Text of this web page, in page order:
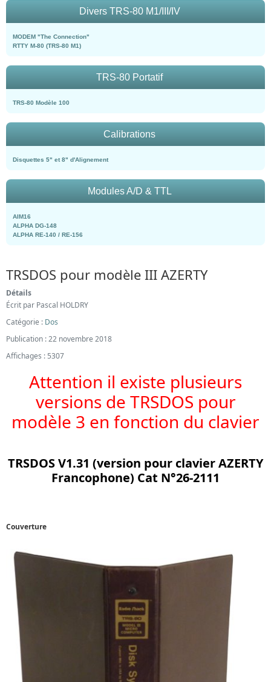
Divers TRS-80 M1/III/IV
MODEM "The Connection"
RTTY M-80 (TRS-80 M1)
TRS-80 Portatif
TRS-80 Modèle 100
Calibrations
Disquettes 5" et 8" d'Alignement
Modules A/D & TTL
AIM16
ALPHA DG-148
ALPHA RE-140 / RE-156
TRSDOS pour modèle III AZERTY
Détails
Écrit par Pascal HOLDRY
Catégorie : Dos
Publication : 22 novembre 2018
Affichages : 5307
Attention il existe plusieurs
versions de TRSDOS pour
modèle 3 en fonction du clavier
TRSDOS V1.31 (version pour clavier AZERTY
Francophone) Cat N°26-2111
Couverture